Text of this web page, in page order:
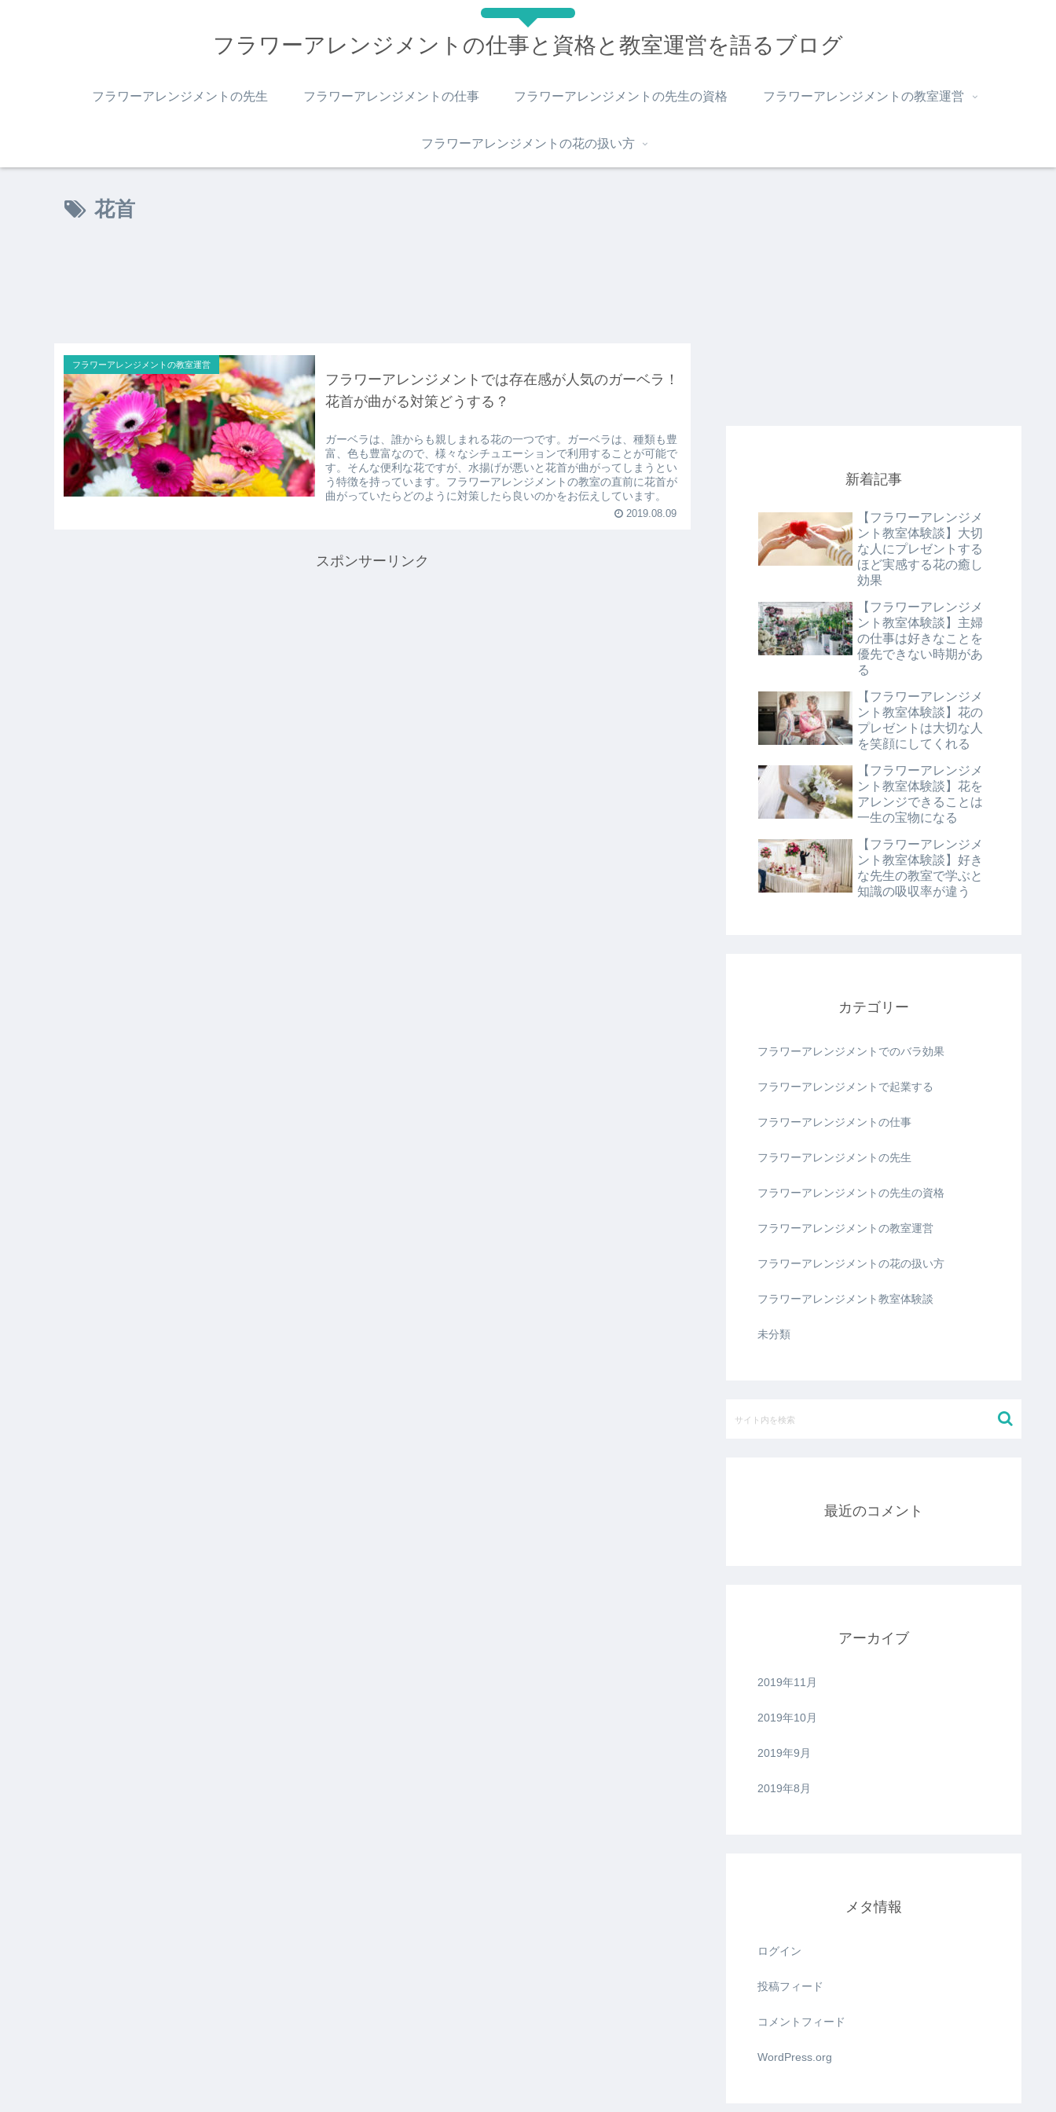
フラワーアレンジメントの仕事と資格と教室運営を語るブログ
フラワーアレンジメントの先生 フラワーアレンジメントの仕事 フラワーアレンジメントの先生の資格 フラワーアレンジメントの教室運営
フラワーアレンジメントの花の扱い方
花首
フラワーアレンジメントの教室運営
フラワーアレンジメントでは存在感が人気のガーベラ！
花首が曲がる対策どうする？
ガーベラは、誰からも親しまれる花の一つです。ガーベラは、種類も豊
富、色も豊富なので、様々なシチュエーションで利用することが可能で
す。そんな便利な花ですが、水揚げが悪いと花首が曲がってしまうとい
う特徴を持っています。フラワーアレンジメントの教室の直前に花首が
曲がっていたらどのように対策したら良いのかをお伝えしています。
2019.08.09
スポンサーリンク
新着記事
【フラワーアレンジメ
ント教室体験談】大切
な人にプレゼントする
ほど実感する花の癒し
効果
【フラワーアレンジメ
ント教室体験談】主婦
の仕事は好きなことを
優先できない時期があ
る
【フラワーアレンジメ
ント教室体験談】花の
プレゼントは大切な人
を笑顔にしてくれる
【フラワーアレンジメ
ント教室体験談】花を
アレンジできることは
一生の宝物になる
【フラワーアレンジメ
ント教室体験談】好き
な先生の教室で学ぶと
知識の吸収率が違う
カテゴリー
フラワーアレンジメントでのバラ効果
フラワーアレンジメントで起業する
フラワーアレンジメントの仕事
フラワーアレンジメントの先生
フラワーアレンジメントの先生の資格
フラワーアレンジメントの教室運営
フラワーアレンジメントの花の扱い方
フラワーアレンジメント教室体験談
未分類
最近のコメント
アーカイブ
2019年11月
2019年10月
2019年9月
2019年8月
メタ情報
ログイン
投稿フィード
コメントフィード
WordPress.org